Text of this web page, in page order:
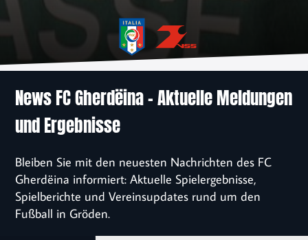
News
Verein
Sponsoren
Einschreibung
News FC Gherdëina – Aktuelle Meldungen
und Ergebnisse
Bleiben Sie mit den neuesten Nachrichten des FC
Gherdëina informiert: Aktuelle Spielergebnisse,
Spielberichte und Vereinsupdates rund um den
Fußball in Gröden.